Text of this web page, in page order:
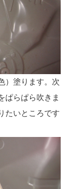
）塗ります。次
ぱらぱら吹きま
たいところです